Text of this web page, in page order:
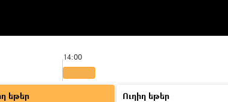
14:00
եթեր
Ուղիղ եթեր